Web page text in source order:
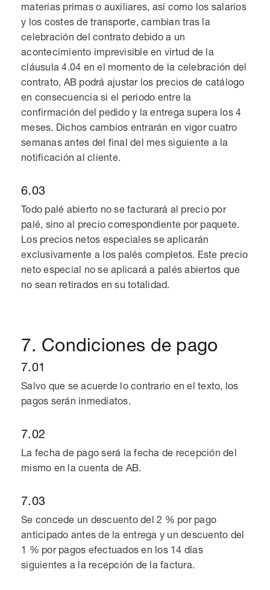
materias primas o auxiliares, así como los salarios
y los costes de transporte, cambian tras la
celebración del contrato debido a un
acontecimiento imprevisible en virtud de la
cláusula 4.04 en el momento de la celebración del
contrato, AB podrá ajustar los precios de catálogo
en consecuencia si el periodo entre la
confirmación del pedido y la entrega supera los 4
meses. Dichos cambios entrarán en vigor cuatro
semanas antes del final del mes siguiente a la
notificación al cliente.
6.03
Todo palé abierto no se facturará al precio por
palé, sino al precio correspondiente por paquete.
Los precios netos especiales se aplicarán
exclusivamente a los palés completos. Este precio
neto especial no se aplicará a palés abiertos que
no sean retirados en su totalidad.
7. Condiciones de pago
7.01
Salvo que se acuerde lo contrario en el texto, los
pagos serán inmediatos.
7.02
La fecha de pago será la fecha de recepción del
mismo en la cuenta de AB.
7.03
Se concede un descuento del 2 % por pago
anticipado antes de la entrega y un descuento del
1 % por pagos efectuados en los 14 días
siguientes a la recepción de la factura.